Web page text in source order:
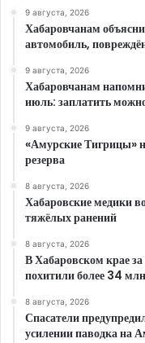
9 августа, 2026
Хабаровчанам
автомобиль,
9 августа, 2026
Хабаровчанам
июль: заплатить
9 августа, 2026
«Амурские Тигрицы»
резерва
8 августа, 2026
Хабаровские медики
тяжёлых ранений
8 августа, 2026
В Хабаровском крае
похитили более 34
8 августа, 2026
Спасатели
усилении паводка на